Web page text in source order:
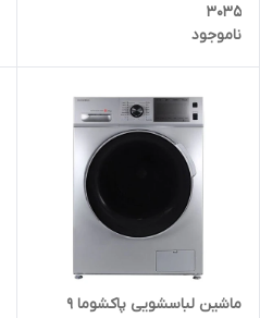
3035
ناموجود
ماشین لباسشویی پاکشوما 9